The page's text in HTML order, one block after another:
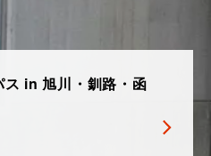
in 旭川・釧路・函